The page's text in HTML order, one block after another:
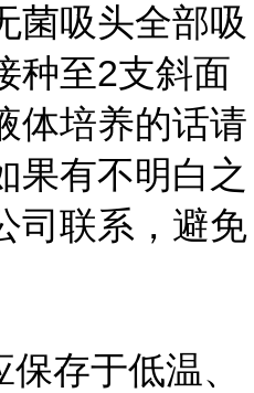
菌吸头全部吸
种至2支斜面
体培养的话请
果有不明白之
司联系，避免
存于低温、